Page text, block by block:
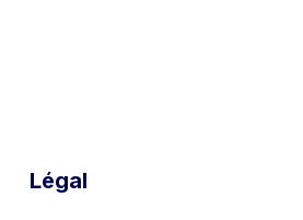
Légal